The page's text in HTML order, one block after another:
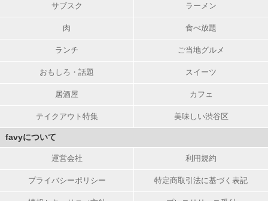
サブスク ラーメン
肉 食べ放題
ランチ ご当地グルメ
おもしろ・話題 スイーツ
居酒屋 カフェ
テイクアウト特集 美味しい渋谷区
favyについて
運営会社 利用規約
プライバシーポリシー 特定商取引法に基づく表記